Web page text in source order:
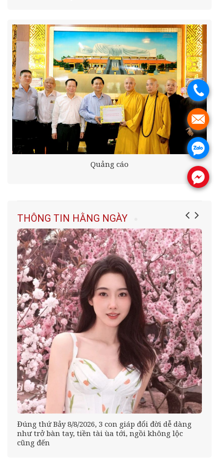
Quảng cáo
THÔNG TIN HẰNG NGÀY
Đúng thứ Bảy 8/8/2026, 3 con giáp đổi đời dễ dàng
như trở bàn tay, tiền tài ùa tới, ngồi không lộc
cũng đến
.
.
.
.